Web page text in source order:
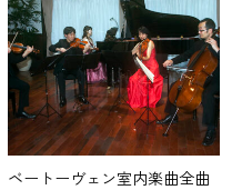
ベートーヴェン室内楽曲全曲